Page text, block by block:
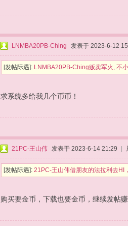
LNMBA20PB-Ching 发表于 2023-6-12
[发帖际遇]: LNMBA20PB-Ching贩卖军火, 不
求系统多给我几个币币！
21PC-王山伟 发表于 2023-6-14 21:29
[发帖际遇]: 21PC-王山伟借朋友的法拉利去HI
购买要金币，下载也要金币，继续发帖